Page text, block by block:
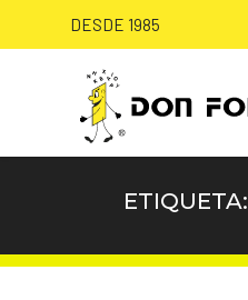
DESDE 1985
ETIQUETA: